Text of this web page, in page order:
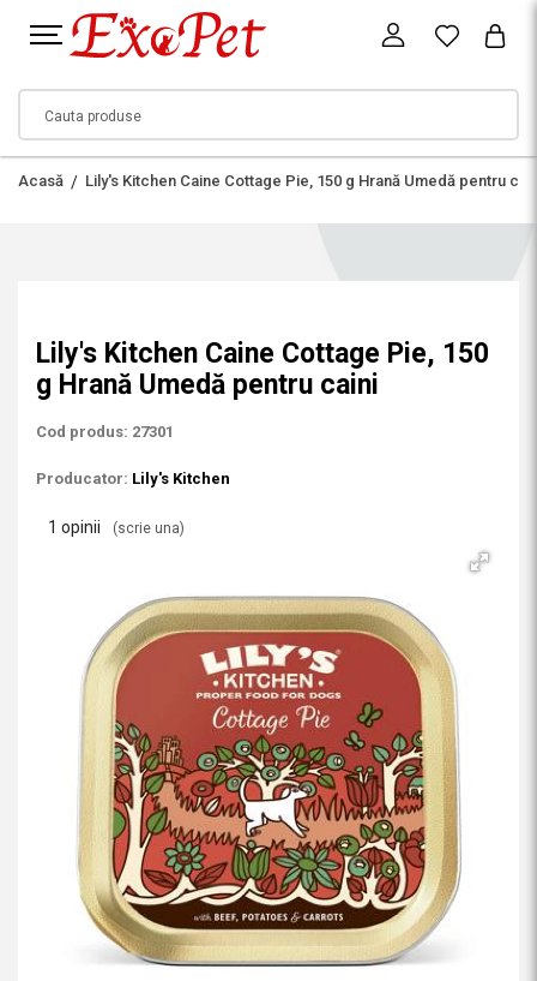
Acasă Lily's Kitchen Caine Cottage Pie, 150 g Hrană Umedă pentru
Lily's Kitchen Caine Cottage Pie, 150
g Hrană Umedă pentru caini
Cod produs: 27301
Producator: Lily's Kitchen
1 opinii (scrie una)